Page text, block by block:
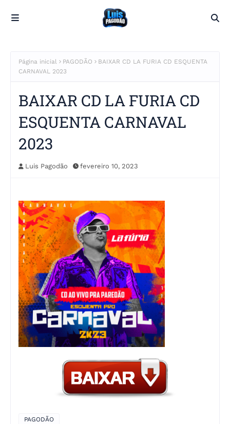
Página inicial PAGODÃO
BAIXAR CD LA FURIA CD ESQUENTA
CARNAVAL 2023
BAIXAR CD LA FURIA CD
ESQUENTA CARNAVAL
2023
Luis Pagodão fevereiro 10, 2023
PAGODÃO